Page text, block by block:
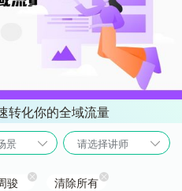
转化你的全域流量
景 请选择讲师
骏 清除所有